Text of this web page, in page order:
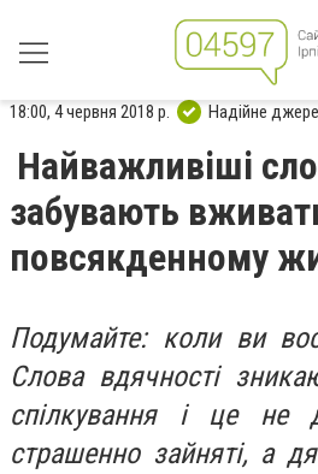
18:00, 4 червня 2018 р. Надійне
Найважливіші
забувають
повсякденному
Подумайте: коли ви
Слова вдячності
спілкування і це не
страшенно зайняті, а